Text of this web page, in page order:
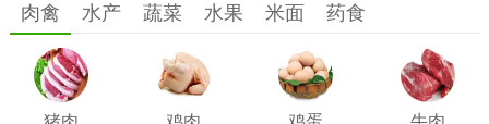
肉禽 水产 蔬菜 水果 米面 药食